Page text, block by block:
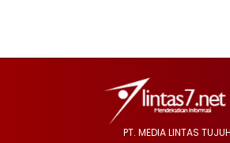
PT. MEDIA LINTAS TUJUH